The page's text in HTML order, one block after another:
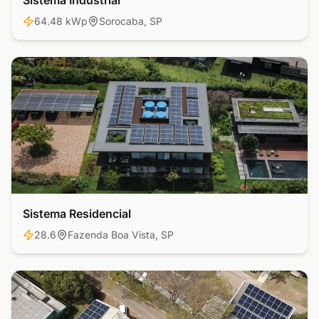
64.48 kWp Sorocaba, SP
Residencial
Sistema Residencial
28.6 Fazenda Boa Vista, SP